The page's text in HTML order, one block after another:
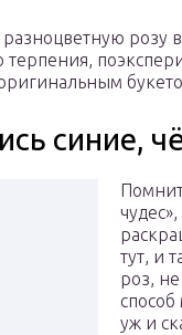
разноцветную
синие,
тут, и
роз,
уж и